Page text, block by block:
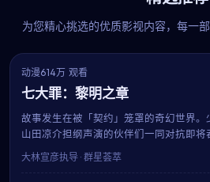
为您精心挑选的优质影视内容，每一
热播
动漫614万 观看
七大罪：黎明之章
故事发生在被「契约」笼罩的奇幻世界。
山田凉介担纲声演的伙伴们一同对抗即将
的画面美学与配乐令人沉醉，每一集都欲
大林宣彦执导 · 群星荟萃